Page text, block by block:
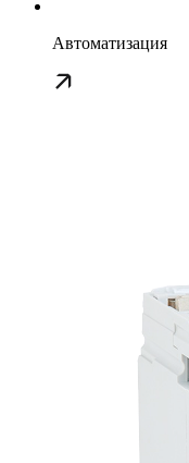
Автоматизация